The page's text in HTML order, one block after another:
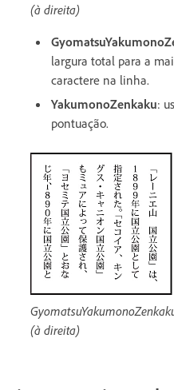
(à direita)
largura total para a
caractere na linha.
YakumonoZenkaku:
pontuação.
(à direita)